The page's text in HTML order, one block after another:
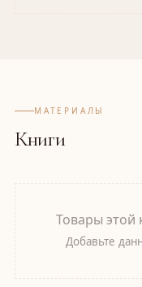
МАТЕРИАЛЫ
Книги
Товары этой
Добавьте